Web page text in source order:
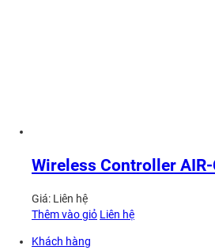
Wireless Controller
Giá: Liên hệ
Thêm vào giỏ Liên hệ
Khách hàng